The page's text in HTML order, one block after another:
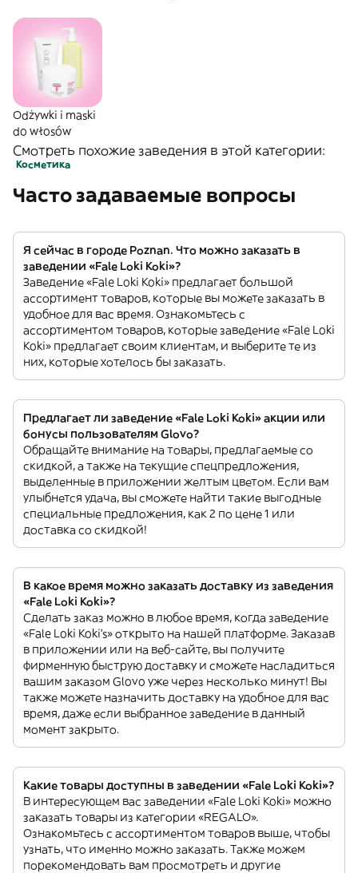
Odżywki i maski
do włosów
Смотреть похожие заведения в этой категории:
Косметика
Часто задаваемые вопросы
Я сейчас в городе Poznan. Что можно заказать в
заведении «Fale Loki Koki»?
Заведение «Fale Loki Koki» предлагает большой
ассортимент товаров, которые вы можете заказать в
удобное для вас время. Ознакомьтесь с
ассортиментом товаров, которые заведение «Fale Loki
Koki» предлагает своим клиентам, и выберите те из
них, которые хотелось бы заказать.
Предлагает ли заведение «Fale Loki Koki» акции или
бонусы пользователям Glovo?
Обращайте внимание на товары, предлагаемые со
скидкой, а также на текущие спецпредложения,
выделенные в приложении желтым цветом. Если вам
улыбнется удача, вы сможете найти такие выгодные
специальные предложения, как 2 по цене 1 или
доставка со скидкой!
В какое время можно заказать доставку из заведения
«Fale Loki Koki»?
Сделать заказ можно в любое время, когда заведение
«Fale Loki Koki’s» открыто на нашей платформе. Заказав
в приложении или на веб-сайте, вы получите
фирменную быструю доставку и сможете насладиться
вашим заказом Glovo уже через несколько минут! Вы
также можете назначить доставку на удобное для вас
время, даже если выбранное заведение в данный
момент закрыто.
Какие товары доступны в заведении «Fale Loki Koki»?
В интересующем вас заведении «Fale Loki Koki» можно
заказать товары из категории «REGALO».
Ознакомьтесь с ассортиментом товаров выше, чтобы
узнать, что именно можно заказать. Также можем
порекомендовать вам просмотреть и другие